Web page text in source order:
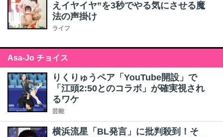
えイヤイヤ”を3秒でやる気にさせる魔
法の声掛け
ライフ
Asa-Jo チョイス
りくりゅうペア「YouTube開設」で
「江頭2:50とのコラボ」が確実視され
るワケ
芸能
横浜流星「BL発言」に批判殺到！そ